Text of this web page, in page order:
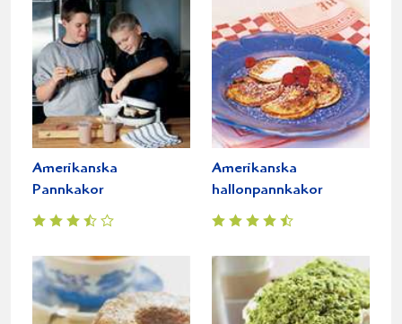
Amerikanska
Pannkakor
Amerikanska
hallonpannkakor